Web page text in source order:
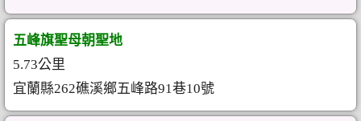
五峰旗聖母朝聖地
5.73公里
宜蘭縣262礁溪鄉五峰路91巷10號